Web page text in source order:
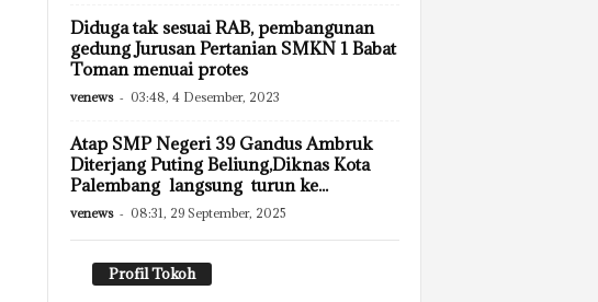
Diduga tak sesuai RAB, pembangunan
gedung Jurusan Pertanian SMKN 1 Babat
Toman menuai protes
venews - 03:48, 4 Desember, 2023
Atap SMP Negeri 39 Gandus Ambruk
Diterjang Puting Beliung,Diknas Kota
Palembang langsung turun ke...
venews - 08:31, 29 September, 2025
Profil Tokoh